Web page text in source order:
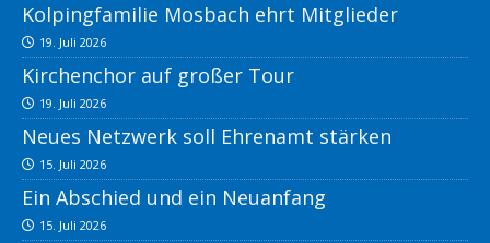
Kolpingfamilie Mosbach ehrt Mitglieder
19. Juli 2026
Kirchenchor auf großer Tour
19. Juli 2026
Neues Netzwerk soll Ehrenamt stärken
15. Juli 2026
Ein Abschied und ein Neuanfang
15. Juli 2026